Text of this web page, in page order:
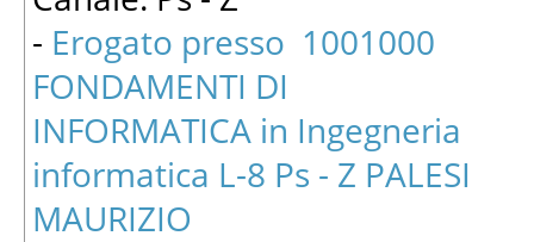
- Erogato presso 1001000
FONDAMENTI DI
INFORMATICA in Ingegneria
informatica L-8 Ps - Z PALESI
MAURIZIO